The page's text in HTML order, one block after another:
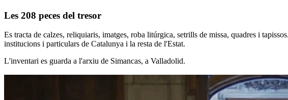
Les 208 peces del tresor
Es tracta de calzes, reliquiaris, imatges, roba litúrgica, setrills de missa, quadres i
institucions i particulars de Catalunya i la resta de l'Estat.
L'inventari es guarda a l'arxiu de Simancas, a Valladolid.